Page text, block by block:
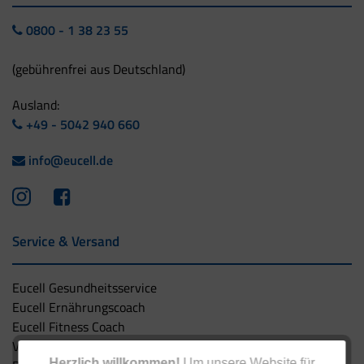
0800 - 1 38 23 55
(gebührenfrei aus Deutschland)
Ausland:
+49 - 5042 940 660
info@eucell.de
Service & Versand
Eucell Gesundheitsservice
Eucell Ernährungscoach
Eucell Fitness Coach
Versandbedingungen